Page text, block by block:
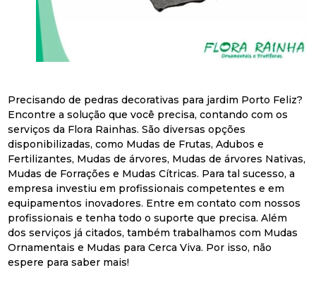
Precisando de pedras decorativas para jardim Porto Feliz?
Encontre a solução que você precisa, contando com os
serviços da Flora Rainhas. São diversas opções
disponibilizadas, como Mudas de Frutas, Adubos e
Fertilizantes, Mudas de árvores, Mudas de árvores Nativas,
Mudas de Forrações e Mudas Cítricas. Para tal sucesso, a
empresa investiu em profissionais competentes e em
equipamentos inovadores. Entre em contato com nossos
profissionais e tenha todo o suporte que precisa. Além
dos serviços já citados, também trabalhamos com Mudas
Ornamentais e Mudas para Cerca Viva. Por isso, não
espere para saber mais!